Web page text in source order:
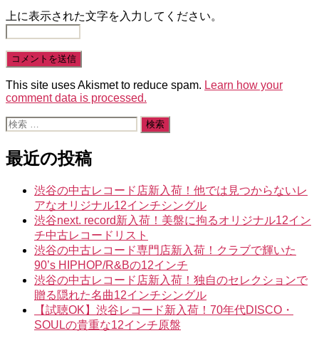
上に表示された文字を入力してください。
This site uses Akismet to reduce spam. Learn how your
comment data is processed.
検
対
象:
最近の投稿
渋谷の中古レコード店新入荷！他では見つからないレ
アなオリジナル12インチシングル
渋谷next. record新入荷！美盤に拘るオリジナル12イン
チ中古レコードリスト
渋谷の中古レコード専門店新入荷！クラブで輝いた
90’s HIPHOP/R&Bの12インチ
渋谷の中古レコード店新入荷！独自のセレクションで
贈る隠れた名曲12インチシングル
【試聴OK】渋谷レコード新入荷！70年代DISCO・
SOULの貴重な12インチ原盤